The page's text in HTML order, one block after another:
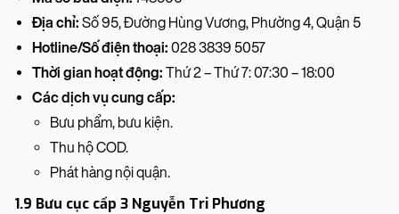
Địa chỉ: Số 95, Đường Hùng Vương, Phường 4, Quận 5
Hotline/Số điện thoại: 028 3839 5057
Thời gian hoạt động: Thứ 2 – Thứ 7: 07:30 – 18:00
Các dịch vụ cung cấp:
Bưu phẩm, bưu kiện.
Thu hộ COD.
Phát hàng nội quận.
1.9 Bưu cục cấp 3 Nguyễn Tri Phương